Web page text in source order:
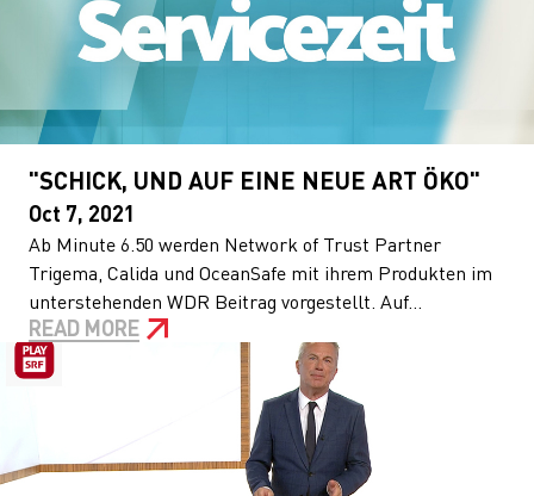
"SCHICK, UND AUF EINE NEUE ART ÖKO"
Oct 7, 2021
Ab Minute 6.50 werden Network of Trust Partner
Trigema, Calida und OceanSafe mit ihrem Produkten im
unterstehenden WDR Beitrag vorgestellt. Auf...
READ MORE